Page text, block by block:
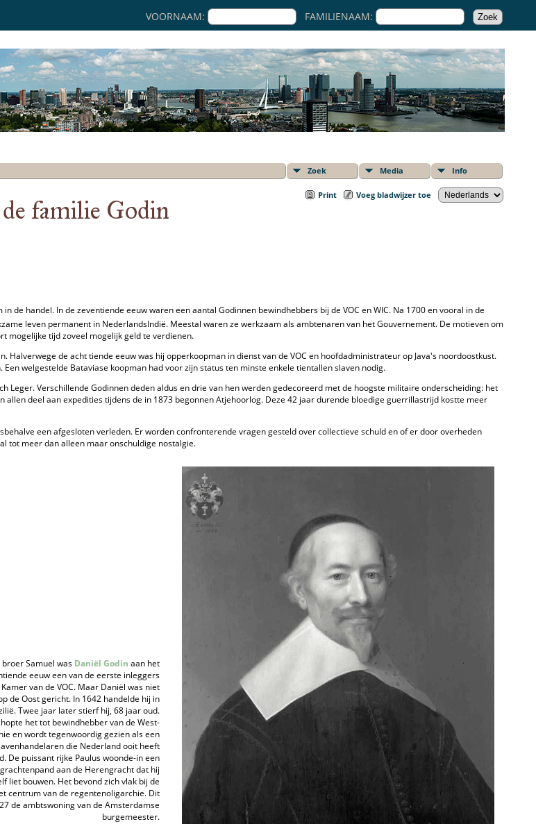
VOORNAAM: FAMILIENAAM:
Zoek Media Info
Print Voeg bladwijzer toe
familie Godin
handel. In de zeventiende eeuw waren een aantal Godinnen bewindhebbers bij de VOC en WIC. Na 1700 en vooral in de
leven permanent in Nederlands­Indië. Meestal waren ze werkzaam als ambtenaren van het Gouvernement. De motieven om
mogelijke tijd zoveel mogelijk geld te verdienen.
de acht­ tiende eeuw was hij opperkoopman in dienst van de VOC en hoofdadministrateur op Java's noordoostkust.
welgestelde Bataviase koopman had voor zijn status ten minste enkele tientallen slaven nodig.
Verschillende Godinnen deden aldus en drie van hen werden gedecoreerd met de hoogste militaire onderscheiding: het
deel aan expedities tijdens de in 1873 begonnen Atjeh­oorlog. Deze 42 jaar durende bloedige guerrillastrijd kostte meer
een afgesloten verleden. Er worden confronterende vragen gesteld over collectieve schuld en of er door overheden
tot meer dan alleen maar onschuldige nostalgie.
Samuel was Daniël Godin aan het
eeuw een van de eerste inleggers
van de VOC. Maar Daniël was niet
de Oost gericht. In 1642 handelde hij in
Twee jaar later stierf hij, 68 jaar oud.
het tot bewindhebber van de West-
en wordt tegenwoordig gezien als een
die Nederland ooit heeft
De puissant rijke Paulus woonde-in een
aan de Herengracht dat hij
liet bouwen. Het bevond zich vlak bij de
centrum van de regentenoligarchie. Dit
de ambtswoning van de Amsterdamse
burgemeester.